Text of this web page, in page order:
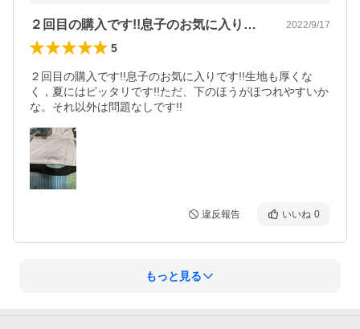
２回目の購入です!!息子のお気に入りで… 2022/9/17
5
２回目の購入です!!息子のお気に入りです!!生地も厚くな
く，夏にはピッタリです!!ただ、下のほうがほつれやすいか
な。それ以外は問題なしです!!
違反報告 いいね 0
もっと見る